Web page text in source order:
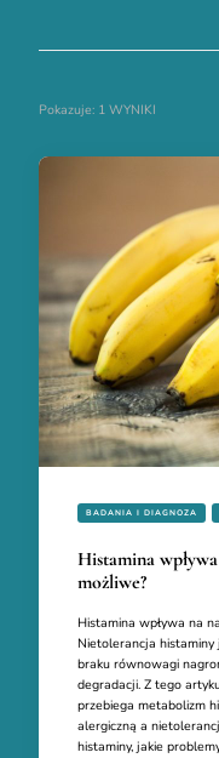
Pokazuje: 1 WYNIKI
BADANIA I DIAGNOZA
Histamina
możliwe?
Histamina wpływa na
Nietolerancja
braku równowagi
degradacji. Z tego
przebiega metabolizm
alergiczną a
histaminy, jakie